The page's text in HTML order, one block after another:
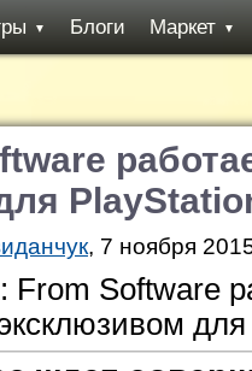
▼ Блоги Маркет ▼
, 7 ноября